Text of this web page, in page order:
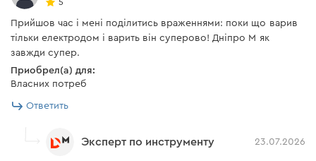
стабильную работу, равномерную дугу и
качественный шов даже при нестабильном
электроснабжении.
Защита от перегрева есть
проволоки
Диапазон регулировки
Комплектация
5
Прийшов час і мені поділитись враженнями: поки що варив
тільки електродом і варить він суперово! Дніпро М як
завжди супер.
Приобрел(а) для:
Власних потреб
Ответить
Эксперт по инструменту 23.07.2026